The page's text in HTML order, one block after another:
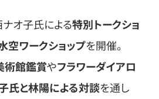
オ子氏による特別トークショ
空ワークショップを開催。
術館鑑賞やフラワーダイアロ
氏と林陽による対談を通し